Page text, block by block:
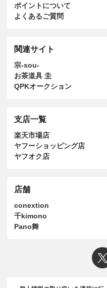
ポイントについて
よくあるご質問
関連サイト
宗-sou-
お茶道具 圭
QPKオークション
支店一覧
楽天市場店
ヤフーショッピング店
ヤフオク店
店舗
conextion
千kimono
Pano舞